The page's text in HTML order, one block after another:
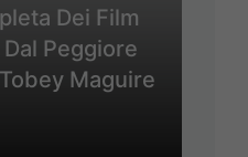
Dei Film
Peggiore
Maguire